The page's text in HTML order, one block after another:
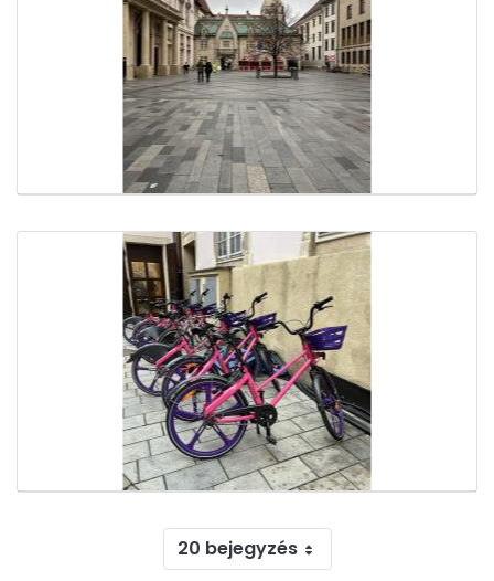
20 bejegyzés